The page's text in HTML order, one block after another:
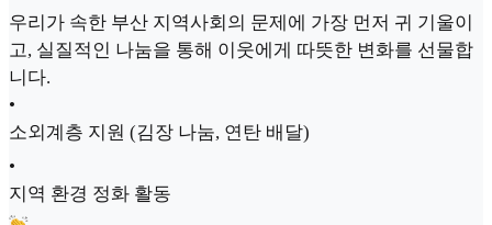
우리가 속한 부산 지역사회의 문제에 가장 먼저 귀 기울이
고, 실질적인 나눔을 통해 이웃에게 따뜻한 변화를 선물합
니다.
•
소외계층 지원 (김장 나눔, 연탄 배달)
•
지역 환경 정화 활동